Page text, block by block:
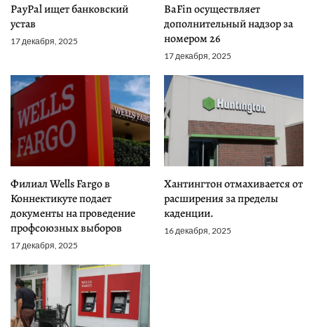
PayPal ищет банковский
устав
17 декабря, 2025
BaFin осуществляет
дополнительный надзор за
номером 26
17 декабря, 2025
Филиал Wells Fargo в
Коннектикуте подает
документы на проведение
профсоюзных выборов
17 декабря, 2025
Хантингтон отмахивается от
расширения за пределы
каденции.
16 декабря, 2025